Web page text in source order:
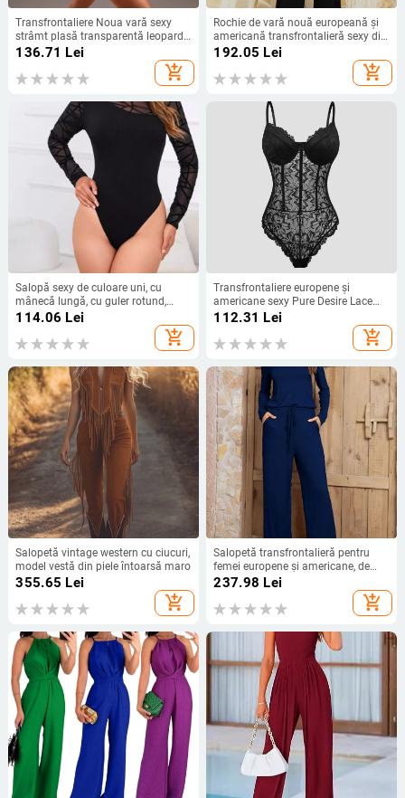
Transfrontaliere Noua vară sexy
strâmt plasă transparentă leopard
imprimare salopetă strâmtă
elastică respirabilă fermoar spate
îmbrăcăminte pentru femei
136.71 Lei
add_shopping_cart
Rochie de vară nouă europeană și
americană transfrontalieră sexy din
tifon, cu un singur umăr, talie,
192.05 Lei
add_shopping_cart
Salopă sexy de culoare uni, cu
mânecă lungă, cu guler rotund,
neagră, slim fit, primăvară/vară
2024, cu cusături din dantelă
114.06 Lei
add_shopping_cart
Transfrontaliere europene și
americane sexy Pure Desire Lace
Mesh sexy Street Slim-fit Slimming
112.31 Lei
add_shopping_cart
Salopetă vintage western cu ciucuri,
model vestă din piele întoarsă maro
355.65 Lei
add_shopping_cart
Salopetă transfrontalieră pentru
femei europene și americane, de
primăvară și toamnă, cu guler
rotund, în culoare solidă, cu talie,
elegantă, cu mânecă lungă și picior
237.98 Lei
add_shopping_cart